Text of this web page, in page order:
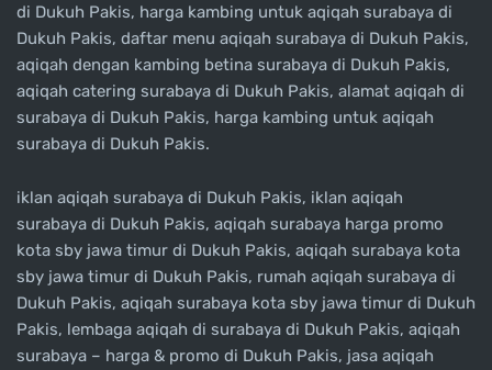
di Dukuh Pakis, harga kambing untuk aqiqah surabaya di
Dukuh Pakis, daftar menu aqiqah surabaya di Dukuh Pakis,
aqiqah dengan kambing betina surabaya di Dukuh Pakis,
aqiqah catering surabaya di Dukuh Pakis, alamat aqiqah di
surabaya di Dukuh Pakis, harga kambing untuk aqiqah
surabaya di Dukuh Pakis.
iklan aqiqah surabaya di Dukuh Pakis, iklan aqiqah
surabaya di Dukuh Pakis, aqiqah surabaya harga promo
kota sby jawa timur di Dukuh Pakis, aqiqah surabaya kota
sby jawa timur di Dukuh Pakis, rumah aqiqah surabaya di
Dukuh Pakis, aqiqah surabaya kota sby jawa timur di Dukuh
Pakis, lembaga aqiqah di surabaya di Dukuh Pakis, aqiqah
surabaya – harga & promo di Dukuh Pakis, jasa aqiqah